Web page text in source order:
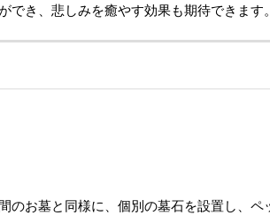
き、悲しみを癒やす効果も期待できます。
のお墓と同様に、個別の墓石を設置し、ペ